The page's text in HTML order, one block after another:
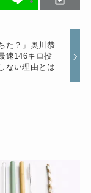
た？」奥川恭
速146キロ投
ない理由とは